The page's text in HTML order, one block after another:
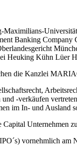
Banking Company
Heuking Kühn Lüer
die Kanzlei
-verkäufen
im In- und Ausland
Unternehmen
vornehmlich